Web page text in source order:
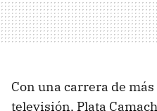
Con una carrera de
televisión, Plata